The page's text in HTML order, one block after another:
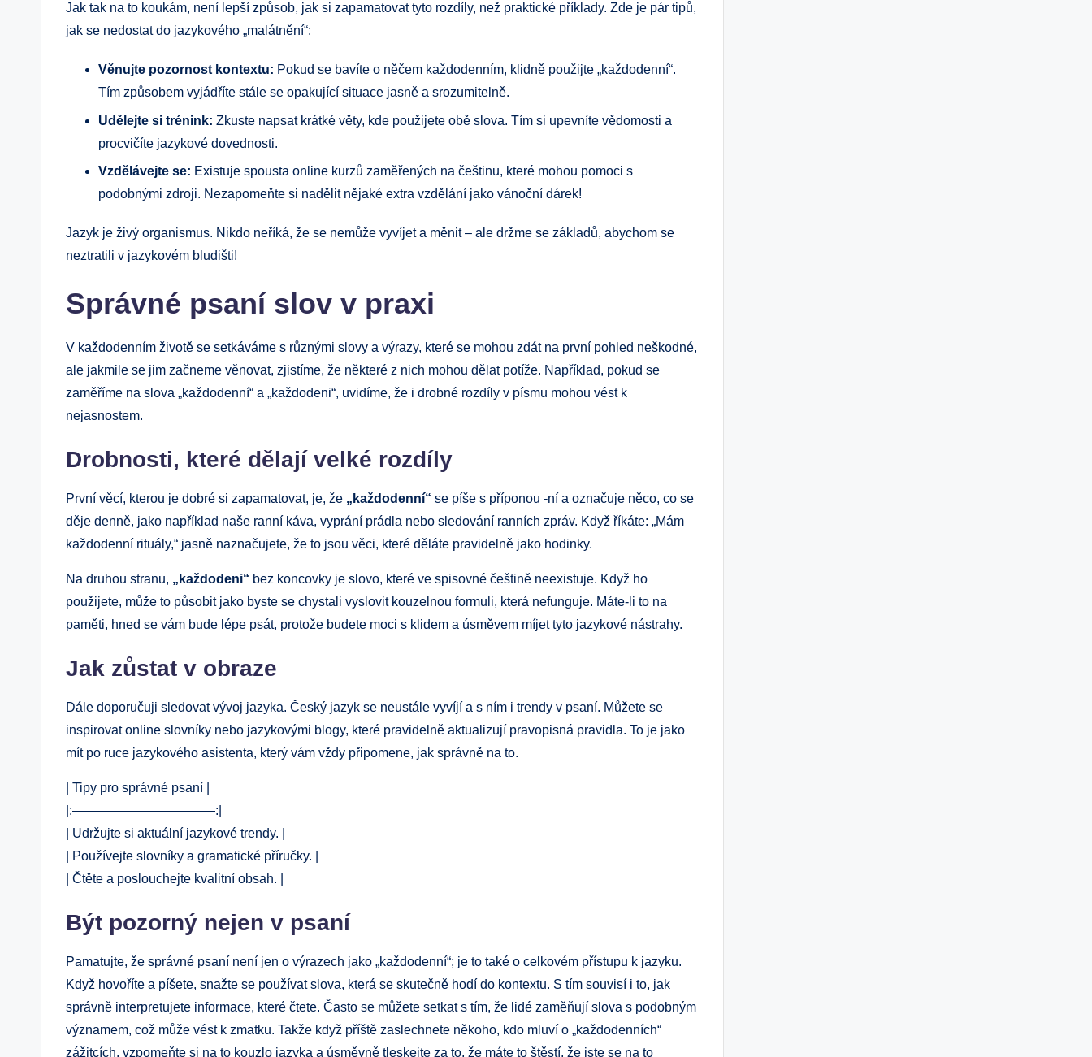
Jak tak na to koukám, není lepší způsob, jak si zapamatovat tyto rozdíly, než praktické příklady. Zde je pár tipů,
jak se nedostat do jazykového „malátnění“:
Věnujte pozornost kontextu: Pokud se bavíte o něčem každodenním, klidně použijte „každodenní“.
Tím způsobem vyjádříte stále se opakující situace jasně a srozumitelně.
Udělejte si trénink: Zkuste napsat krátké věty, kde použijete obě slova. Tím si upevníte vědomosti a
procvičíte jazykové dovednosti.
Vzdělávejte se: Existuje spousta online kurzů zaměřených na češtinu, které mohou pomoci s
podobnými zdroji. Nezapomeňte si nadělit nějaké extra vzdělání jako vánoční dárek!
Jazyk je živý organismus. Nikdo neříká, že se nemůže vyvíjet a měnit – ale držme se základů, abychom se
neztratili v jazykovém bludišti!
Správné psaní slov v praxi
V každodenním životě se setkáváme s různými slovy a výrazy, které se mohou zdát na první pohled neškodné,
ale jakmile se jim začneme věnovat, zjistíme, že některé z nich mohou dělat potíže. Například, pokud se
zaměříme na slova „každodenní“ a „každodeni“, uvidíme, že i drobné rozdíly v písmu mohou vést k
nejasnostem.
Drobnosti, které dělají velké rozdíly
První věcí, kterou je dobré si zapamatovat, je, že „každodenní“ se píše s příponou -ní a označuje něco, co se
děje denně, jako například naše ranní káva, vyprání prádla nebo sledování ranních zpráv. Když říkáte: „Mám
každodenní rituály,“ jasně naznačujete, že to jsou věci, které děláte pravidelně jako hodinky.
Na druhou stranu, „každodeni“ bez koncovky je slovo, které ve spisovné češtině neexistuje. Když ho
použijete, může to působit jako byste se chystali vyslovit kouzelnou formuli, která nefunguje. Máte-li to na
paměti, hned se vám bude lépe psát, protože budete moci s klidem a úsměvem míjet tyto jazykové nástrahy.
Jak zůstat v obraze
Dále doporučuji sledovat vývoj jazyka. Český jazyk se neustále vyvíjí a s ním i trendy v psaní. Můžete se
inspirovat online slovníky nebo jazykovými blogy, které pravidelně aktualizují pravopisná pravidla. To je jako
mít po ruce jazykového asistenta, který vám vždy připomene, jak správně na to.
| Tipy pro správné psaní |
|:———————————:|
| Udržujte si aktuální jazykové trendy. |
| Používejte slovníky a gramatické příručky. |
| Čtěte a poslouchejte kvalitní obsah. |
Být pozorný nejen v psaní
Pamatujte, že správné psaní není jen o výrazech jako „každodenní“; je to také o celkovém přístupu k jazyku.
Když hovoříte a píšete, snažte se používat slova, která se skutečně hodí do kontextu. S tím souvisí i to, jak
správně interpretujete informace, které čtete. Často se můžete setkat s tím, že lidé zaměňují slova s podobným
významem, což může vést k zmatku. Takže když příště zaslechnete někoho, kdo mluví o „každodenních“
zážitcích, vzpomeňte si na to kouzlo jazyka a úsměvně tleskejte za to, že máte to štěstí, že jste se na to